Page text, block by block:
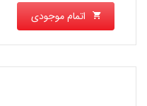
اتمام موجودی